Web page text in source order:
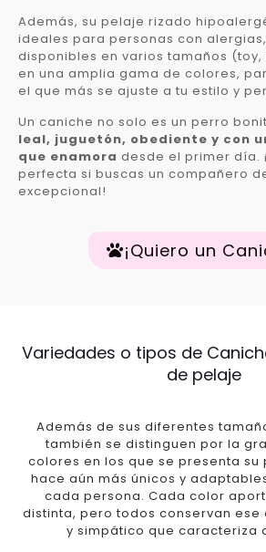
Además, su pelaje rizado
ideales para personas con
disponibles en varios tamaños
en una amplia gama de colores,
el que más se ajuste a tu estilo y
Un caniche no solo es un perro
leal, juguetón, obediente y con
que enamora desde el primer día.
perfecta si buscas un compañero
excepcional!
¡Quiero un
Variedades o tipos de
de pelaje
Además de sus diferentes
también se distinguen por la
colores en los que se presenta su
hace aún más únicos y
cada persona. Cada color
distinta, pero todos conservan
y simpático que caracteriza